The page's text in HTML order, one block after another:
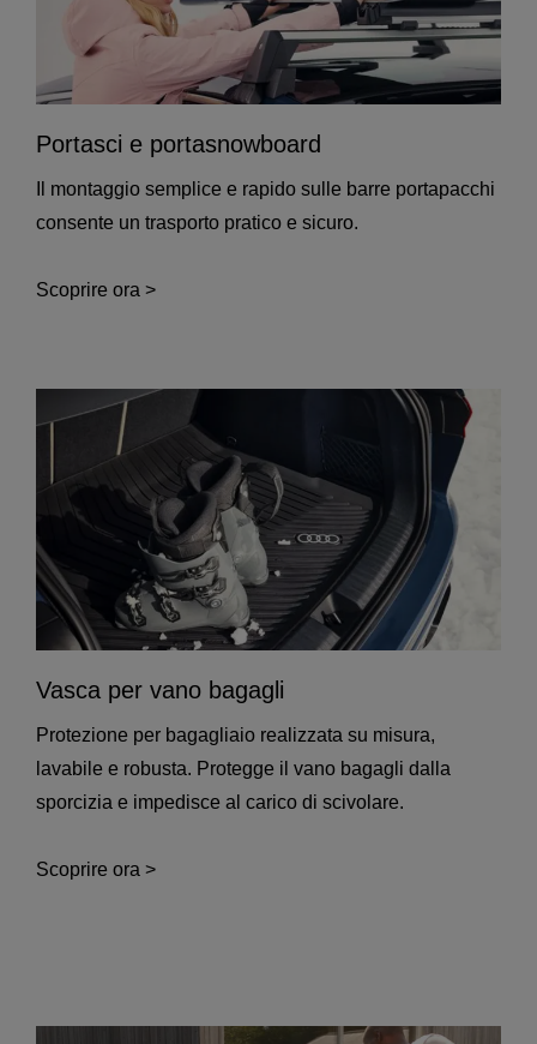
Portasci e portasnowboard
Il montaggio semplice e rapido sulle barre portapacchi
consente un trasporto pratico e sicuro.
Scoprire ora >
Vasca per vano bagagli
Protezione per bagagliaio realizzata su misura,
lavabile e robusta. Protegge il vano bagagli dalla
sporcizia e impedisce al carico di scivolare.
Scoprire ora >